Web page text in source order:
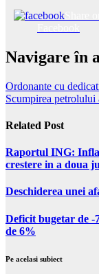
Navigare în
Ordonante cu
Scumpirea petrolului
Related Post
Raportul ING:
crestere in a doua
Deschiderea unei
Deficit bugetar de -
de 6%
Pe acelasi subiect